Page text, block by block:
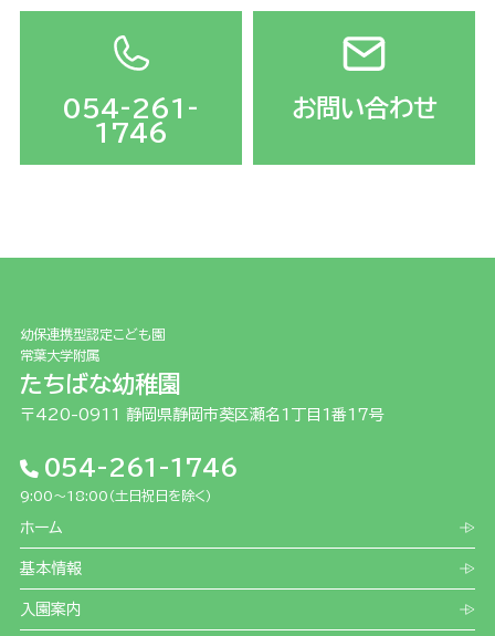
054-261-
1746
お問い合わせ
幼保連携型認定こども園
常葉大学附属
たちばな幼稚園
〒420-0911 静岡県静岡市葵区瀬名1丁目1番17号
054-261-1746
9:00～18:00（土日祝日を除く）
ホーム
基本情報
入園案内